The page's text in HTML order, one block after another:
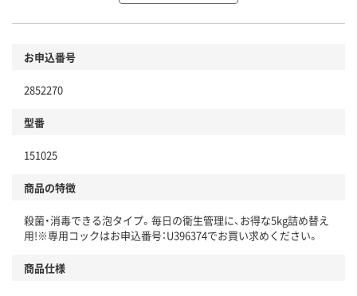
本体
仕組
この商品の環境配慮ポイントです。下記商品詳細「
アスクル商品環境スコア詳細／加点項目
」で確認できます。
お申込番号
2852270
型番
151025
商品の特徴
殺菌・消毒できる泡タイプ。毎日の衛生管理に、お得な5kg詰め替え
用!※専用コックはお申込番号：U396374でお買い求めください。
商品仕様